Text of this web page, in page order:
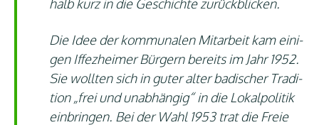
halb kurz in die Geschich­te zurückblicken.
Die Idee der kom­mu­na­len Mit­ar­beit kam eini­
gen Iffez­hei­mer Bür­gern bereits im Jahr 1952.
Sie woll­ten sich in guter alter badi­scher Tra­di­
ti­on „frei und unab­hän­gig“ in die Lokal­po­li­tik
ein­brin­gen. Bei der Wahl 1953 trat die Freie